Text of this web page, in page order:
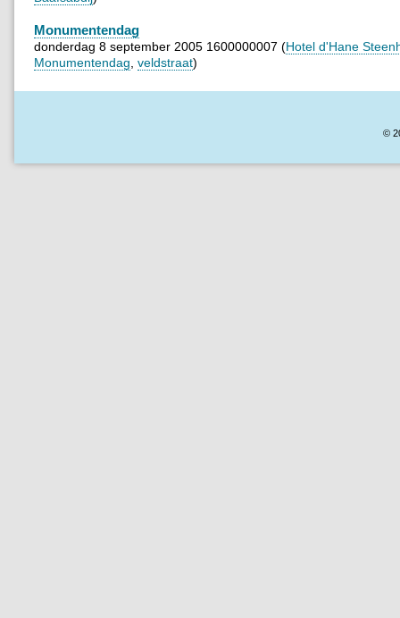
Monumentendag
donderdag 8 september 2005 1600000007 (Hotel d'Hane
Monumentendag, veldstraat)
©